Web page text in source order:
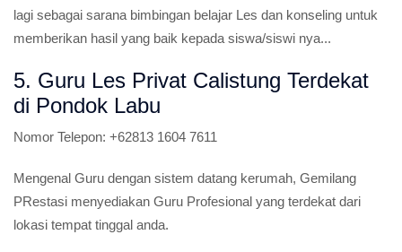
lagi sebagai sarana bimbingan belajar Les dan konseling untuk
memberikan hasil yang baik kepada siswa/siswi nya...
5. Guru Les Privat Calistung Terdekat
di Pondok Labu
Nomor Telepon: +62813 1604 7611
Mengenal Guru dengan sistem datang kerumah, Gemilang
PRestasi menyediakan Guru Profesional yang terdekat dari
lokasi tempat tinggal anda.